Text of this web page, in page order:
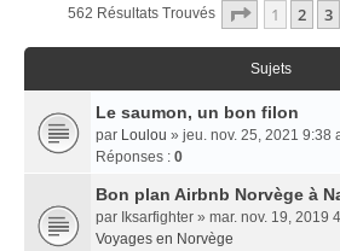
562 Résultats Trouvés Page 1Sur
1 2 3
Sujets
Le saumon, un bon filon
par Loulou » jeu. nov. 25, 2021 9:38
Réponses : 0
Bon plan Airbnb Norvège à
par Iksarfighter » mar. nov. 19, 2019
Voyages en Norvège